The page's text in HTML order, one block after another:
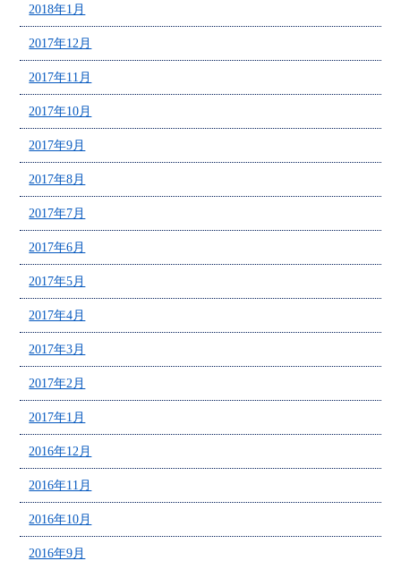
2018年1月
2017年12月
2017年11月
2017年10月
2017年9月
2017年8月
2017年7月
2017年6月
2017年5月
2017年4月
2017年3月
2017年2月
2017年1月
2016年12月
2016年11月
2016年10月
2016年9月